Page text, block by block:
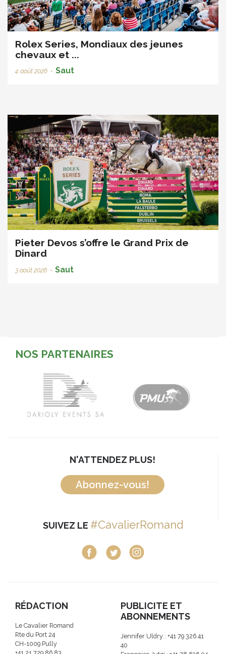
Rolex Series, Mondiaux des jeunes
chevaux et ...
4 août 2026 • Saut
Pieter Devos s’offre le Grand Prix de
Dinard
3 août 2026 • Saut
NOS PARTENAIRES
N'ATTENDEZ PLUS!
Abonnez-vous!
SUIVEZ LE #CavalierRomand
RÉDACTION
Le Cavalier Romand
Rte du Port 24
CH-1009 Pully
PUBLICITE ET
ABONNEMENTS
Jennifer Uldry : +41 79 326 41
40